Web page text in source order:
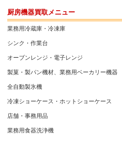
厨房機器買取メニュー
業務用冷蔵庫・冷凍庫
シンク・作業台
オーブンレンジ・電子レンジ
製菓・製パン機材、業務用ベーカリー機器
全自動製氷機
冷凍ショーケース・ホットショーケース
店舗・事務用品
業務用食器洗浄機